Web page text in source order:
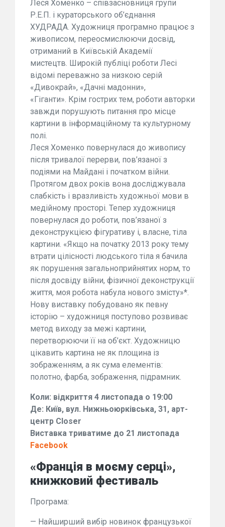
Леся Хоменко – співзасновниця групи
Р.Е.П. і кураторського об’єднання
ХУДРАДА. Художниця програмно працює з
живописом, переосмислюючи досвід,
отриманий в Київській Академії
мистецтв. Широкій публіці роботи Лесі
відомі переважно за низкою серій
«Дивокрай», «Дачні мадонни»,
«Гіганти». Крім гострих тем, роботи авторки
завжди порушують питання про місце
картини в інформаційному та культурному
полі.
Леся Хоменко повернулася до живопису
після тривалої перерви, пов’язаної з
подіями на Майдані і початком війни.
Протягом двох років вона досліджувала
слабкість і вразливість художньої мови в
медійному просторі. Тепер художниця
повернулася до роботи, пов’язаної з
деконструкцією фігуративу і, власне, тіла
картини. «Якщо на початку 2013 року тему
втрати цілісності людського тіла я бачила
як порушення загальноприйнятих норм, то
після досвіду війни, фізичної деконструкції
життя, моя робота набула нового змісту»*.
Нову виставку побудовано як певну
історію – художниця поступово розвиває
метод виходу за межі картини,
перетворюючи її на об’єкт. Художницю
цікавить картина не як площина із
зображенням, а як сума елементів:
полотно, фарба, зображення, підрамник.
Коли: відкриття 4 листопада о 19:00
Де: Київ, вул. Нижньоюрківська, 31, арт-
центр Closer
Виставка триватиме до 21 листопада
Facebook
«Франція в моєму серці»,
книжковий фестиваль
Програма:
— Найширший вибір новинок французької